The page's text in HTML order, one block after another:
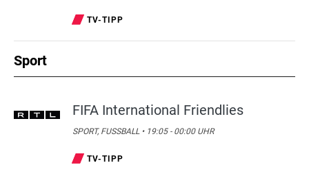
TV-TIPP
Sport
FIFA International Friendlies
SPORT, FUSSBALL • 19:05 - 00:00 UHR
TV-TIPP